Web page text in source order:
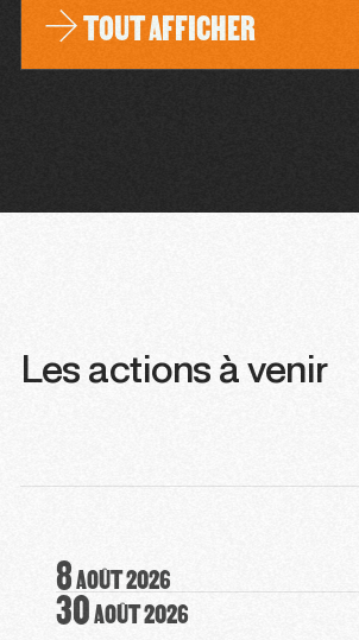
TOUT AFFICHER
Les actions à venir
8AOÛT2026
30AOÛT2026